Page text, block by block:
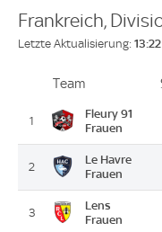
Frankreich,
Letzte Aktualisierung:
PlatzTeam
1
Fleury 91
Frauen
2
Le Havre
Frauen
3
Lens
Frauen